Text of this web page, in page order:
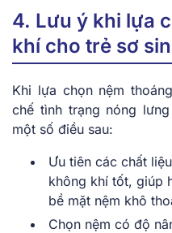
4. Lưu ý khi lựa
khí cho trẻ sơ
Khi lựa chọn nệm
chế tình trạng nóng
một số điều sau:
Ưu tiên các chất
không khí tốt, giúp
bề mặt nệm khô
Chọn nệm có độ